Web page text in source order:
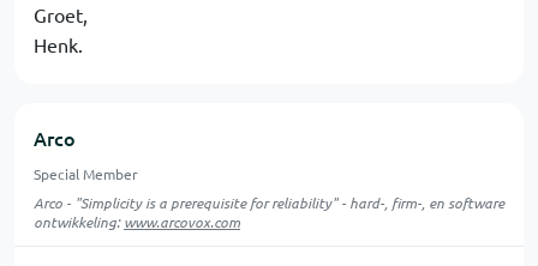
Groet,
Henk.
Arco
Special Member
Arco - "Simplicity is a prerequisite for reliability" - hard-, firm-, en software
ontwikkeling:www.arcovox.com